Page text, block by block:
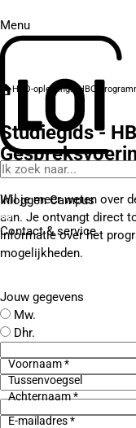
Menu
Inloggen Campus
Contact& service
HBO-opleidingen
Studiegids -
Wil je meer weten over
aan. Je ontvangt direct
informatie over het
mogelijkheden.
Jouw gegevens
Mw.
Dhr.
Voornaam *
Tussenvoegsel
Achternaam *
E-mailadres *